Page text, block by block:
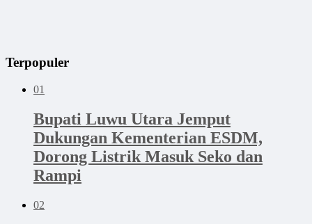
Terpopuler
01
Bupati Luwu Utara Jemput
Dukungan Kementerian ESDM,
Dorong Listrik Masuk Seko dan
Rampi
02